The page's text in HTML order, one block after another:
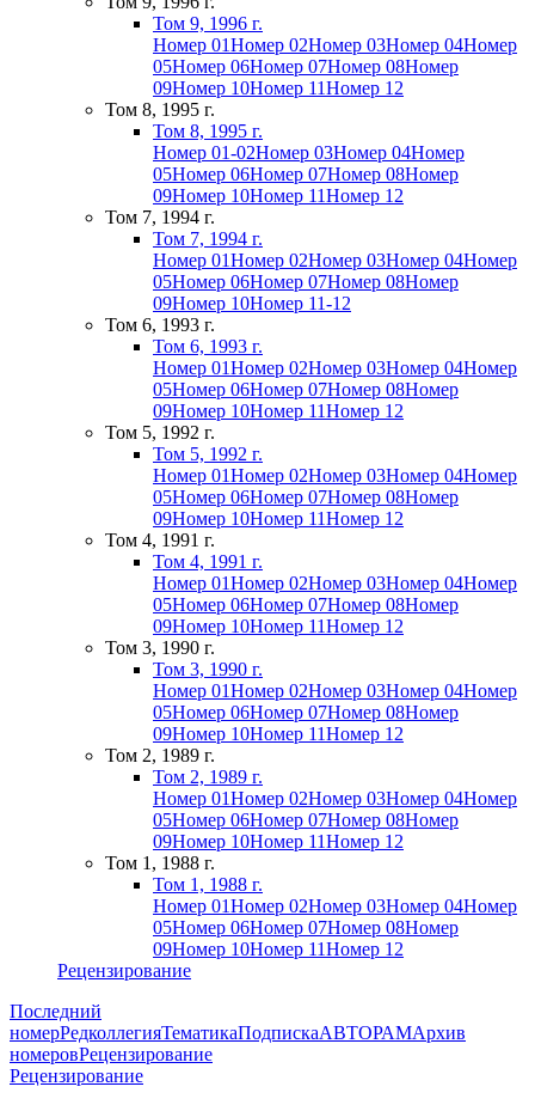
Том 9, 1996 г.
Номер 01Номер 02Номер 03Номер 04Номер
05Номер 06Номер 07Номер 08Номер
09Номер 10Номер 11Номер 12
Том 8, 1995 г.
Том 8, 1995 г.
Номер 01-02Номер 03Номер 04Номер
05Номер 06Номер 07Номер 08Номер
09Номер 10Номер 11Номер 12
Том 7, 1994 г.
Том 7, 1994 г.
Номер 01Номер 02Номер 03Номер 04Номер
05Номер 06Номер 07Номер 08Номер
09Номер 10Номер 11-12
Том 6, 1993 г.
Том 6, 1993 г.
Номер 01Номер 02Номер 03Номер 04Номер
05Номер 06Номер 07Номер 08Номер
09Номер 10Номер 11Номер 12
Том 5, 1992 г.
Том 5, 1992 г.
Номер 01Номер 02Номер 03Номер 04Номер
05Номер 06Номер 07Номер 08Номер
09Номер 10Номер 11Номер 12
Том 4, 1991 г.
Том 4, 1991 г.
Номер 01Номер 02Номер 03Номер 04Номер
05Номер 06Номер 07Номер 08Номер
09Номер 10Номер 11Номер 12
Том 3, 1990 г.
Том 3, 1990 г.
Номер 01Номер 02Номер 03Номер 04Номер
05Номер 06Номер 07Номер 08Номер
09Номер 10Номер 11Номер 12
Том 2, 1989 г.
Том 2, 1989 г.
Номер 01Номер 02Номер 03Номер 04Номер
05Номер 06Номер 07Номер 08Номер
09Номер 10Номер 11Номер 12
Том 1, 1988 г.
Том 1, 1988 г.
Номер 01Номер 02Номер 03Номер 04Номер
05Номер 06Номер 07Номер 08Номер
09Номер 10Номер 11Номер 12
Рецензирование
Последний
номерРедколлегияТематикаПодпискаАВТОРАМАрхив
номеровРецензирование
Рецензирование